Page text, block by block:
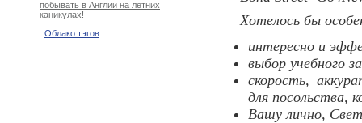
побывать в Англии на летних
каникулах!
Облако тэгов
Хотелось бы
интересно и
выбор учебного
скорость,
для посольства,
Вашу лично,